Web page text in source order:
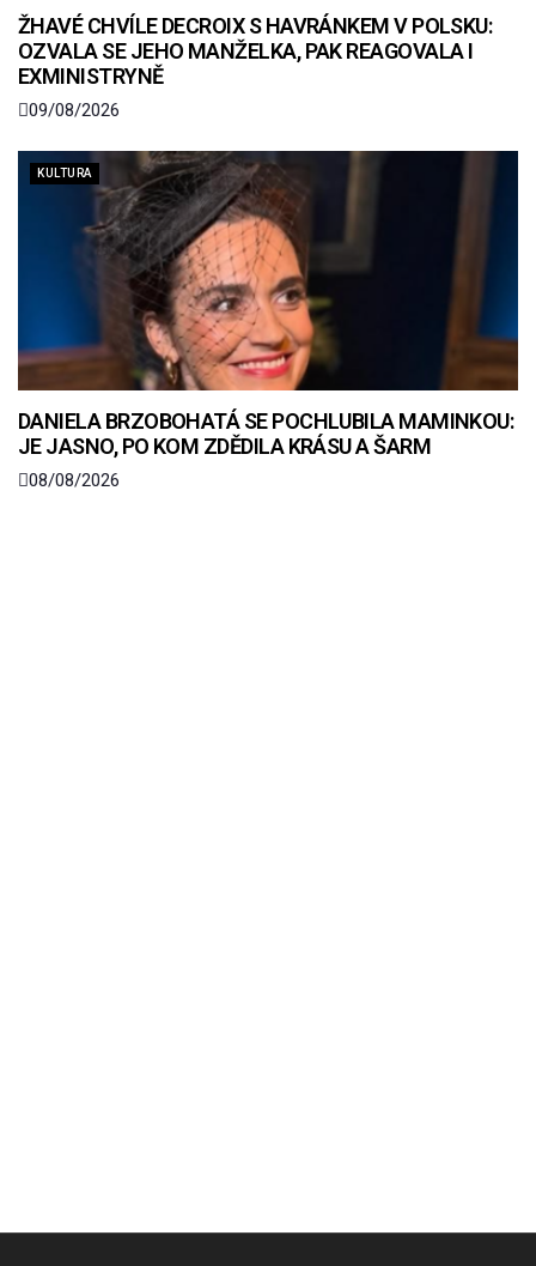
ŽHAVÉ CHVÍLE DECROIX S HAVRÁNKEM V POLSKU:
OZVALA SE JEHO MANŽELKA, PAK REAGOVALA I
EXMINISTRYNĚ
09/08/2026
KULTURA
DANIELA BRZOBOHATÁ SE POCHLUBILA MAMINKOU:
JE JASNO, PO KOM ZDĚDILA KRÁSU A ŠARM
08/08/2026